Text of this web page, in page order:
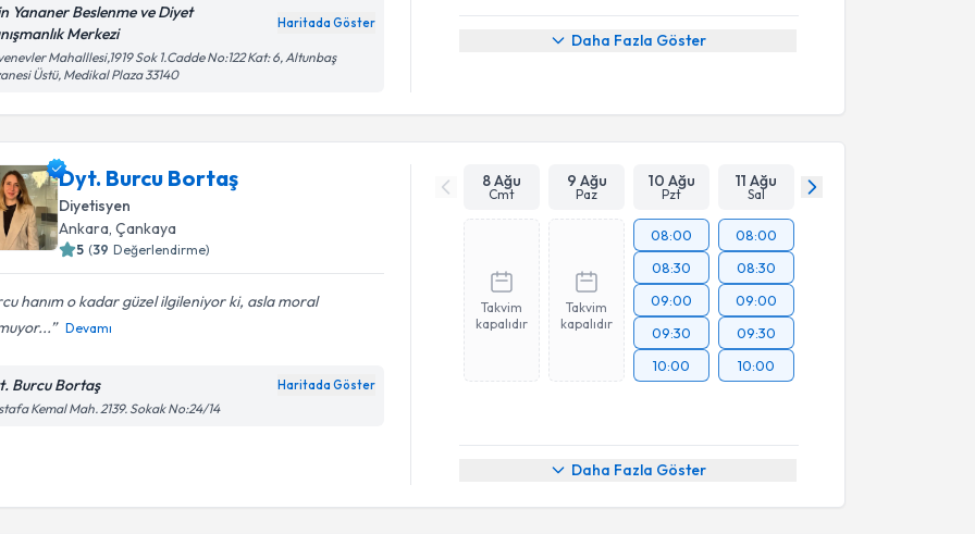
Yananer Beslenme ve Diyet
Merkezi
Haritada Göster
Mahalllesi,1919 Sok 1.Cadde No:122 Kat: 6, Altunbaş
Üstü, Medikal Plaza 33140
Daha Fazla Göster
Dyt. Burcu Bortaş
Diyetisyen
Ankara ,Çankaya
5 (39 Değerlendirme)
hanım o kadar güzel ilgileniyor ki, asla moral
Devamı
Burcu Bortaş Haritada Göster
Kemal Mah. 2139. Sokak No:24/14
8 Ağu
Cmt
9 Ağu
Paz
10 Ağu
Pzt
11 Ağu
Sal
Takvim
kapalıdır
Takvim
kapalıdır
08:00
08:30
09:00
09:30
10:00
08:00
08:30
09:00
09:30
10:00
Daha Fazla Göster